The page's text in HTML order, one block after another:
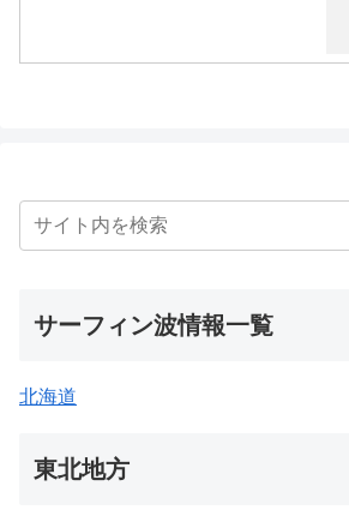
サーフィン波情報一覧
北海道
東北地方